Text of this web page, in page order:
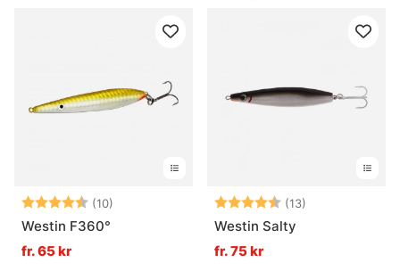
Betyg: (10)
4.5 utav 5 stjärnor
Westin F360°
fr. 65 kr
Betyg: (13)
Westin Salty
fr. 75 kr